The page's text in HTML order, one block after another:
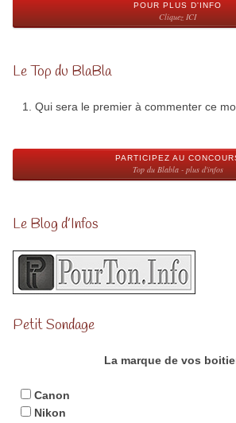
POUR PLUS D'INFO
Cliquez ICI
Le Top du BlaBla
Qui sera le premier à commenter ce
PARTICIPEZ AU
Top du Blabla - plus d'infos
Le Blog d’Infos
Petit Sondage
La marque de vos
Canon
Nikon